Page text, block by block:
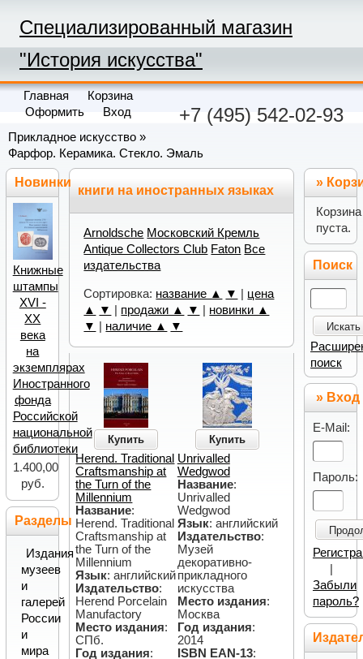
Специализированный магазин
"История искусства"
+7 (495) 542-02-93
Главная
Корзина
Оформить
Вход
Прикладное искусство »
Фарфор. Керамика. Стекло. Эмаль
книги на иностранных языках
Arnoldsche Московский Кремль
Antique Collectors Club Faton Все
издательства
Сортировка: название ▲ ▼
цена
▲
▼ продажи ▲ ▼
новинки ▲
▼
наличие ▲ ▼
Купить
Herend. Traditional
Craftsmanship at
the Turn of the
Millennium
Название:
Herend. Traditional
Craftsmanship at
the Turn of the
Millennium
Язык: английский
Издательство:
Herend Porcelain
Manufactory
Место издания:
СПб.
Год издания:
Купить
Unrivalled
Wedgwod
Название:
Unrivalled
Wedgwod
Язык: английский
Издательство:
Музей
декоративно-
прикладного
искусства
Место издания:
Москва
Год издания:
2014
ISBN EAN-13:
Новинки
Книжные
штампы
XVI -
XX
века
на
экземплярах
Иностранного
фонда
Российской
национальной
библиотеки
1.400,00
руб.
Разделы
Издания
музеев
и
галерей
России
и
мира
»
Корзина
пуста.
Поиск
Искать
поиск
» Вход
E-Mail:
Пароль:
Забыли
пароль?